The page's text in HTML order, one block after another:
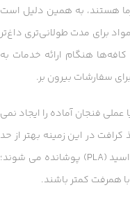
هستند، به همین دلیل است
برای مدت طولانی‌تری داغ‌تر
هنگام ارائه خدمات به
سفارشات بیرون بر.
عملی فنجان آماده را ایجاد نمی
در این زمینه بهتر از حد
انتظار عمل کنند. هنگامی که با پلی لاکتیک اسید (PLA) پوشانده می شوند؛
همرفت کمتر باشند.